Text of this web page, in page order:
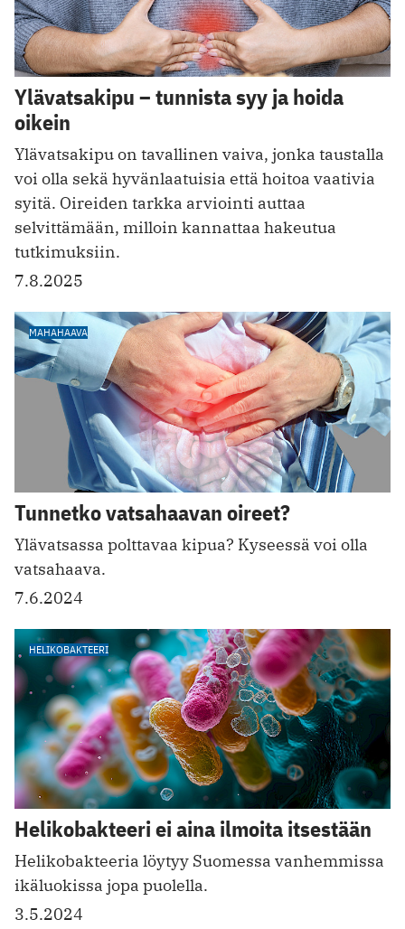
Ylävatsakipu – tunnista syy ja hoida
oikein
Ylävatsakipu on tavallinen vaiva, jonka taustalla
voi olla sekä hyvänlaatuisia että hoitoa vaativia
syitä. Oireiden tarkka arviointi auttaa
selvittämään, milloin kannattaa hakeutua
tutkimuksiin.
7.8.2025
MAHAHAAVA
Tunnetko vatsahaavan oireet?
Ylävatsassa polttavaa kipua? Kyseessä voi olla
vatsahaava.
7.6.2024
HELIKOBAKTEERI
Helikobakteeri ei aina ilmoita itsestään
Helikobakteeria löytyy Suomessa vanhemmissa
ikäluokissa jopa puolella.
3.5.2024